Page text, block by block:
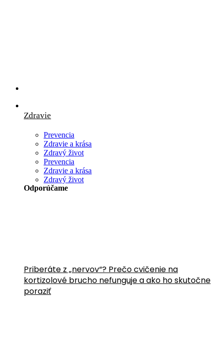
Zdravie
Prevencia
Zdravie a krása
Zdravý život
Prevencia
Zdravie a krása
Zdravý život
Odporúčame
Priberáte z „nervov“? Prečo cvičenie na
kortizolové brucho nefunguje a ako ho skutočne
poraziť